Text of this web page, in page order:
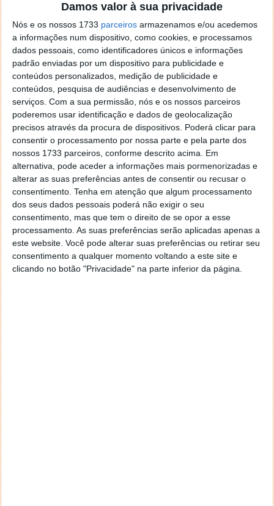
Damos valor à sua privacidade
Nós e os nossos 1733 parceiros armazenamos e/ou acedemos
a informações num dispositivo, como cookies, e processamos
dados pessoais, como identificadores únicos e informações
padrão enviadas por um dispositivo para publicidade e
conteúdos personalizados, medição de publicidade e
conteúdos, pesquisa de audiências e desenvolvimento de
serviços. Com a sua permissão, nós e os nossos parceiros
poderemos usar identificação e dados de geolocalização
precisos através da procura de dispositivos. Poderá clicar para
consentir o processamento por nossa parte e pela parte dos
nossos 1733 parceiros, conforme descrito acima. Em
alternativa, pode aceder a informações mais pormenorizadas e
alterar as suas preferências antes de consentir ou recusar o
consentimento. Tenha em atenção que algum processamento
dos seus dados pessoais poderá não exigir o seu
consentimento, mas que tem o direito de se opor a esse
processamento. As suas preferências serão aplicadas apenas a
este website. Você pode alterar suas preferências ou retirar seu
consentimento a qualquer momento voltando a este site e
clicando no botão "Privacidade" na parte inferior da página.
Os AirPods, AirPods Pro e Apple Watch continuaram
com um bom desempenho, crescendo nas vendas. No
campo dos serviços, e mesmo com a Apple a
aumentar os períodos de testes, o desempenho foi
muito bom. A provar isso estão os 15,76 mil milhões
de receitas.
Fica assim confirmado o que muitos vinham já a
afirmar a alguns dias. A meta dos 100 mil milhões de
receita foi largamente batida e mostram o bom
momento da empresa numa altura de muitas